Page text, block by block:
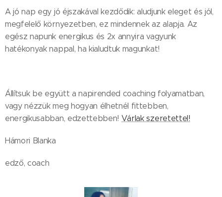
A jó nap egy jó éjszakával kezdődik: aludjunk eleget és jól,
megfelelő környezetben, ez mindennek az alapja. Az
egész napunk energikus és 2x annyira vagyunk
hatékonyak nappal, ha kialudtuk magunkat!
Állítsuk be együtt a napirended coaching folyamatban,
vagy nézzük meg hogyan élhetnél fittebben,
energikusabban, edzettebben! Várlak szeretettel!
Hámori Blanka
edző, coach